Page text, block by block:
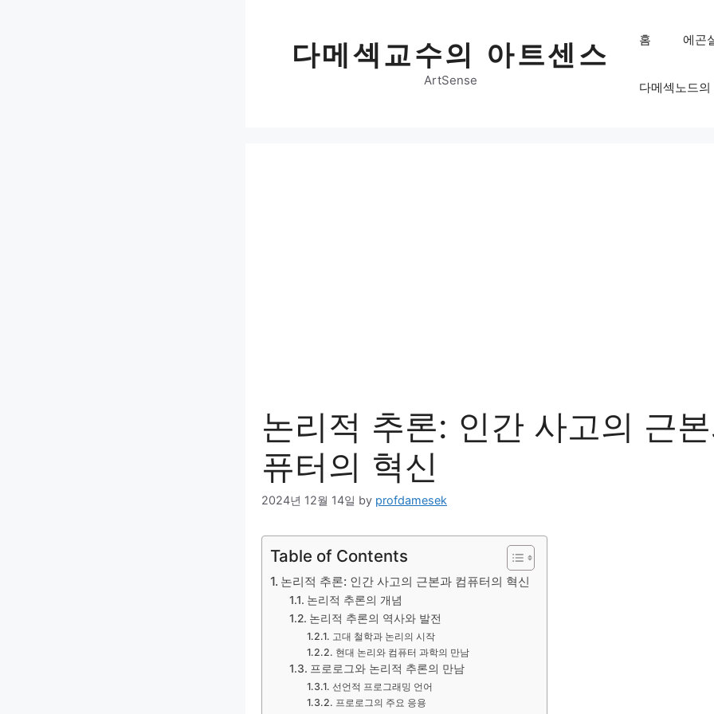
다메섹교수의 아트센스
ArtSense
홈 에곤
다메섹노드의
논리적 추론: 인간 사고의 근
퓨터의 혁신
2024년 12월 14일 by profdamesek
Table of Contents
논리적 추론: 인간 사고의 근본과 컴퓨터의 혁신
논리적 추론의 개념
논리적 추론의 역사와 발전
고대 철학과 논리의 시작
현대 논리와 컴퓨터 과학의 만남
프로로그와 논리적 추론의 만남
선언적 프로그래밍 언어
프로로그의 주요 응용